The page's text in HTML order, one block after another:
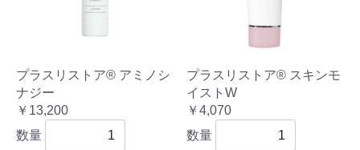
プラスリストア® アミノシ
ナジー
￥13,200
数量
プラスリストア® スキンモ
イストW
￥4,070
数量